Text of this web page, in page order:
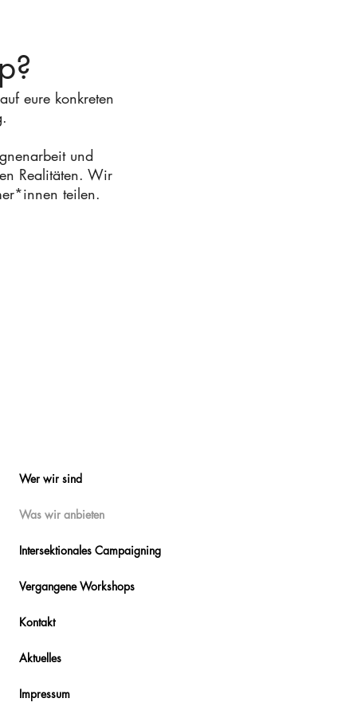
eure konkreten
und
Realitäten. Wir
teilen.
Wer wir sind
Was wir anbieten
Intersektionales Campaigning
Vergangene Workshops
Kontakt
Aktuelles
Impressum